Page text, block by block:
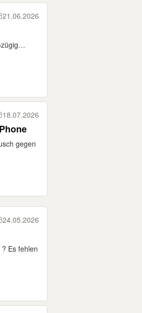
21.06.2026
18.07.2026
gegen
24.05.2026
Es fehlen